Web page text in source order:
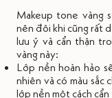
Makeup tone vàng
nên đôi khi cũng rất
lưu ý và cẩn thận
vàng này:
Lớp nền hoàn hảo
nhiên và có màu sắc
lớp nền một cách